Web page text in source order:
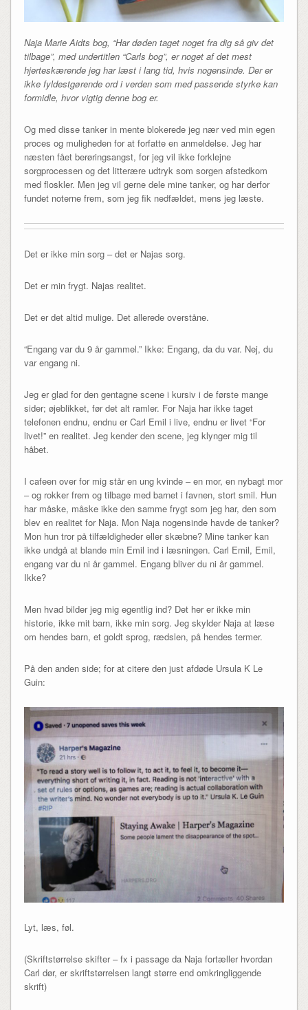
Naja Marie Aidts bog, “Har døden taget noget fra dig så giv det
tilbage”, med undertitlen “Carls bog”, er noget af det mest
hjerteskærende jeg har læst i lang tid, hvis nogensinde. Der er
ikke fyldestgørende ord i verden som med passende styrke kan
formidle, hvor vigtig denne bog er.
Og med disse tanker in mente blokerede jeg nær ved min egen
proces og muligheden for at forfatte en anmeldelse. Jeg har
næsten fået berøringsangst, for jeg vil ikke forklejne
sorgprocessen og det litterære udtryk som sorgen afstedkom
med floskler. Men jeg vil gerne dele mine tanker, og har derfor
fundet noterne frem, som jeg fik nedfældet, mens jeg læste.
Det er ikke min sorg – det er Najas sorg.
Det er min frygt. Najas realitet.
Det er det altid mulige. Det allerede overståne.
“Engang var du 9 år gammel.” Ikke: Engang, da du var. Nej, du
var engang ni.
Jeg er glad for den gentagne scene i kursiv i de første mange
sider; øjeblikket, før det alt ramler. For Naja har ikke taget
telefonen endnu, endnu er Carl Emil i live, endnu er livet “For
livet!” en realitet. Jeg kender den scene, jeg klynger mig til
håbet.
I cafeen over for mig står en ung kvinde – en mor, en nybagt mor
– og rokker frem og tilbage med barnet i favnen, stort smil. Hun
har måske, måske ikke den samme frygt som jeg har, den som
blev en realitet for Naja. Mon Naja nogensinde havde de tanker?
Mon hun tror på tilfældigheder eller skæbne? Mine tanker kan
ikke undgå at blande min Emil ind i læsningen. Carl Emil, Emil,
engang var du ni år gammel. Engang bliver du ni år gammel.
Ikke?
Men hvad bilder jeg mig egentlig ind? Det her er ikke min
historie, ikke mit barn, ikke min sorg. Jeg skylder Naja at læse
om hendes barn, et goldt sprog, rædslen, på hendes termer.
På den anden side; for at citere den just afdøde Ursula K Le
Guin:
Lyt, læs, føl.
(Skriftstørrelse skifter – fx i passage da Naja fortæller hvordan
Carl dør, er skriftstørrelsen langt større end omkringliggende
skrift)